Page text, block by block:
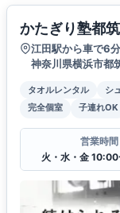
かたぎり塾都
江田駅から車で6分
神奈川県横浜市都
タオルレンタル シ
完全個室
子連れOK
営業時間
火・水・金